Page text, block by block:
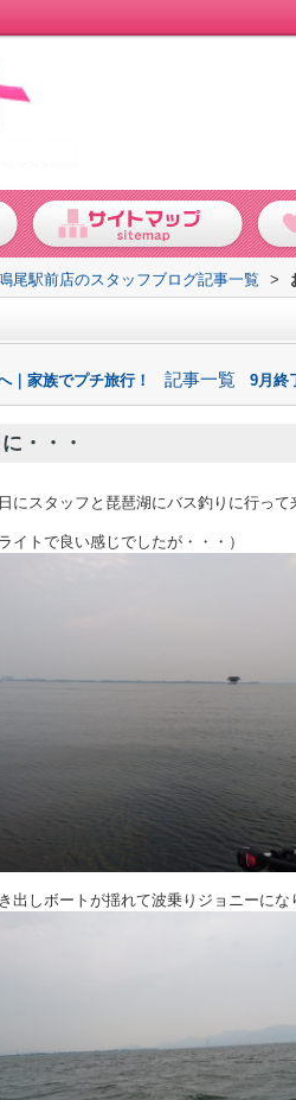
駅前店のスタッフブログ記事一覧 >
｜家族でプチ旅行！ 記事一覧 9月終
・・・
にスタッフと琵琶湖にバス釣りに行って
イトで良い感じでしたが・・・）
出しボートが揺れて波乗りジョニーにな